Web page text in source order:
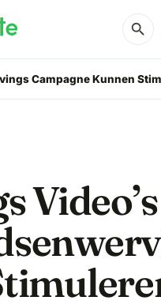
search
Campagne Kunnen
Video’s